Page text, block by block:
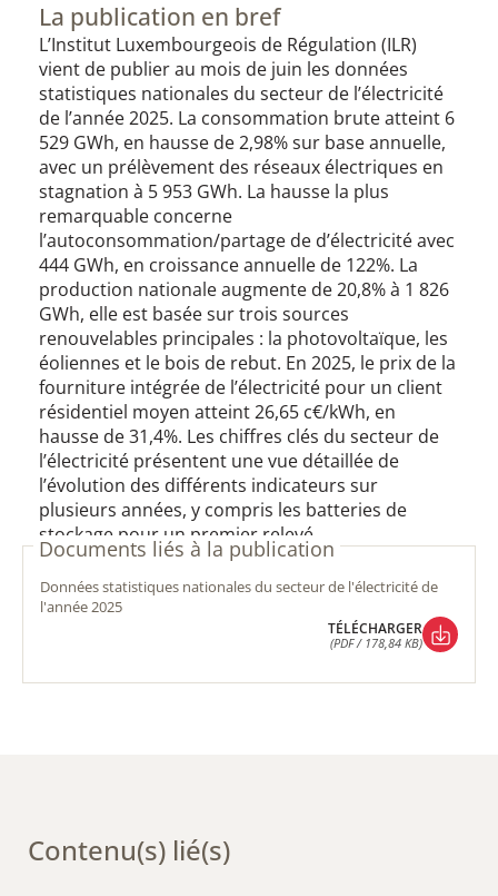
La publication en bref
L’Institut Luxembourgeois de Régulation (ILR)
vient de publier au mois de juin les données
statistiques nationales du secteur de l’électricité
de l’année 2025. La consommation brute atteint 6
529 GWh, en hausse de 2,98% sur base annuelle,
avec un prélèvement des réseaux électriques en
stagnation à 5 953 GWh. La hausse la plus
remarquable concerne
l’autoconsommation/partage de d’électricité avec
444 GWh, en croissance annuelle de 122%. La
production nationale augmente de 20,8% à 1 826
GWh, elle est basée sur trois sources
renouvelables principales : la photovoltaïque, les
éoliennes et le bois de rebut. En 2025, le prix de la
fourniture intégrée de l’électricité pour un client
résidentiel moyen atteint 26,65 c€/kWh, en
hausse de 31,4%. Les chiffres clés du secteur de
l’électricité présentent une vue détaillée de
l’évolution des différents indicateurs sur
plusieurs années, y compris les batteries de
stockage pour un premier relevé.
Documents liés à la publication
données statistiques nationales du secteur de l'électricité de
l'année 2025
TÉLÉCHARGER
(PDF / 178,84 KB)
(PDF / 178,84 KB)
Contenu(s) lié(s)